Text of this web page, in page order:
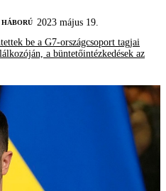
HÁBORÚ
2023 május 19.
be a G7-országcsoport tagjai
a büntetőintézkedések az